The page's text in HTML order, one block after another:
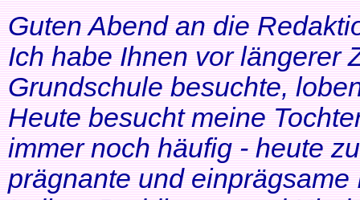
Guten Abend an die
Ich habe Ihnen vor längerer
Grundschule besuchte,
Heute besucht meine
immer noch häufig - heute
prägnante und